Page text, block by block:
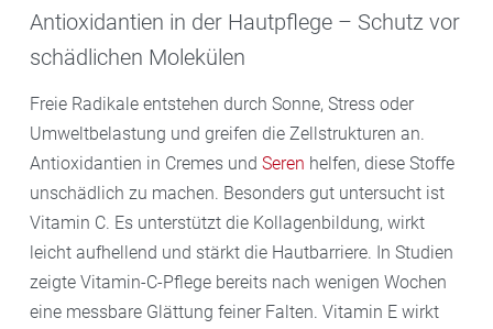
Antioxidantien in der Hautpflege – Schutz vor
schädlichen Molekülen
Freie Radikale entstehen durch Sonne, Stress oder
Umweltbelastung und greifen die Zellstrukturen an.
Antioxidantien in Cremes und Seren helfen, diese Stoffe
unschädlich zu machen. Besonders gut untersucht ist
Vitamin C. Es unterstützt die Kollagenbildung, wirkt
leicht aufhellend und stärkt die Hautbarriere. In Studien
zeigte Vitamin-C-Pflege bereits nach wenigen Wochen
eine messbare Glättung feiner Falten. Vitamin E wirkt